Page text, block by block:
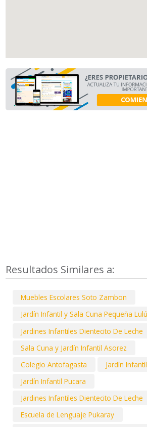
Resultados Similares a:
Muebles Escolares Soto Zambon
Jardín Infantil y Sala Cuna Pequeña Lulú
Jardines Infantiles Dientecito De Leche
Sala Cuna y Jardín Infantil Asorez
Colegio Antofagasta
Jardín
Jardín Infantil Pucara
Jardines Infantiles Dientecito De Leche
Escuela de Lenguaje Pukaray